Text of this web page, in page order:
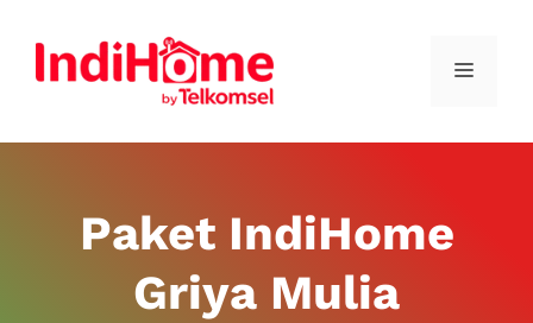
Paket IndiHome
Griya Mulia